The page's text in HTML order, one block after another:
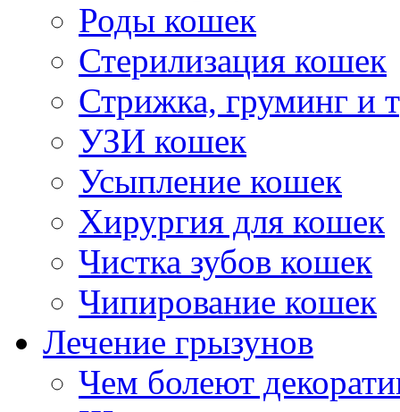
Роды кошек
Стерилизация кошек
Стрижка, груминг и
УЗИ кошек
Усыпление кошек
Хирургия для кошек
Чистка зубов кошек
Чипирование кошек
Лечение грызунов
Чем болеют